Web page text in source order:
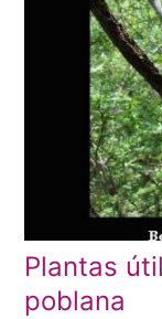
Plantas
poblana